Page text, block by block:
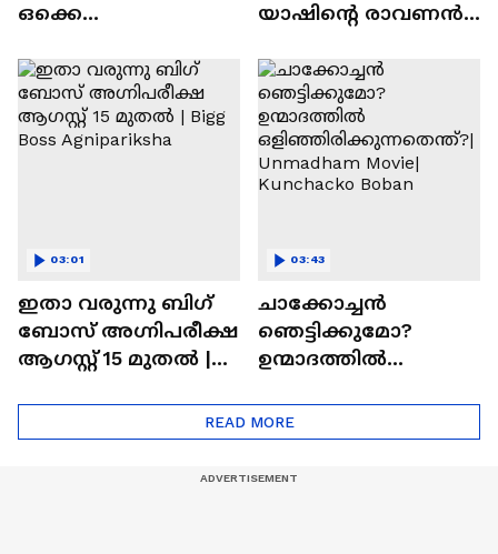
ഒക്കെ
ചെയ്യാനുള്ള
ആത്മവിശ്വാസമുണ്ടാ
യിരുന്നില്ല'
യാഷിന്റെ രാവണൻ;
രാമായണ ട്രെയിലർ
എത്തി | Ramayana
Movie
ഇതാ വരുന്നു ബിഗ്
ബോസ് അഗ്നിപരീക്ഷ
ആഗസ്റ്റ് 15 മുതൽ |
03:01
ചാക്കോച്ചന്‍
ഞെട്ടിക്കുമോ?
ഉന്മാദത്തിൽ
ന്ത്?| Unmadham
Movie| Kunchacko
03:43
READ MORE